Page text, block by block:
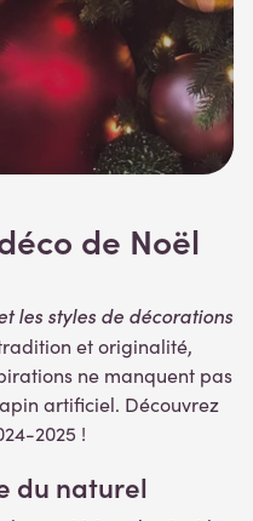
de Noël
les styles de décorations
et originalité,
ne manquent pas
artificiel. Découvrez
2025 !
du naturel